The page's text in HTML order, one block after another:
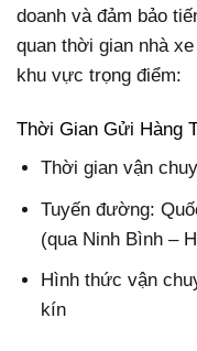
doanh và đảm bảo
quan thời gian nhà
khu vực trọng điểm:
Thời Gian Gửi Hàng
Thời gian vận
Tuyến đường:
(qua Ninh Bình –
Hình thức vận
kín